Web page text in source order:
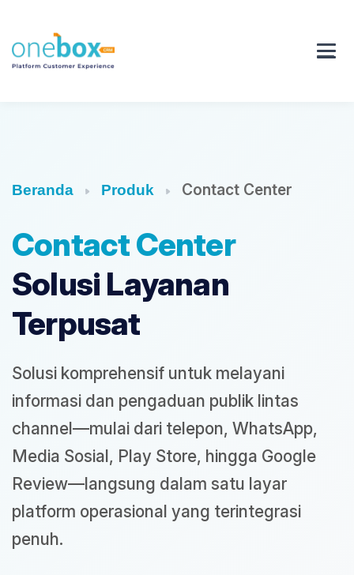
Beranda Produk Contact Center
Contact Center
Solusi Layanan
Terpusat
Solusi komprehensif untuk melayani
informasi dan pengaduan publik lintas
channel—mulai dari telepon, WhatsApp,
Media Sosial, Play Store, hingga Google
Review—langsung dalam satu layar
platform operasional yang terintegrasi
penuh.